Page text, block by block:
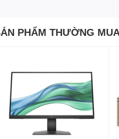
hiện tượng xé hình và đồng bộ
game mượt mà hơn. Các cảnh
AMD FreeSync™
chơi game trôi chảy
game không nên là sự lựa chọn
cho những game thủ nghiêm túc
PHẨM THƯỜNG